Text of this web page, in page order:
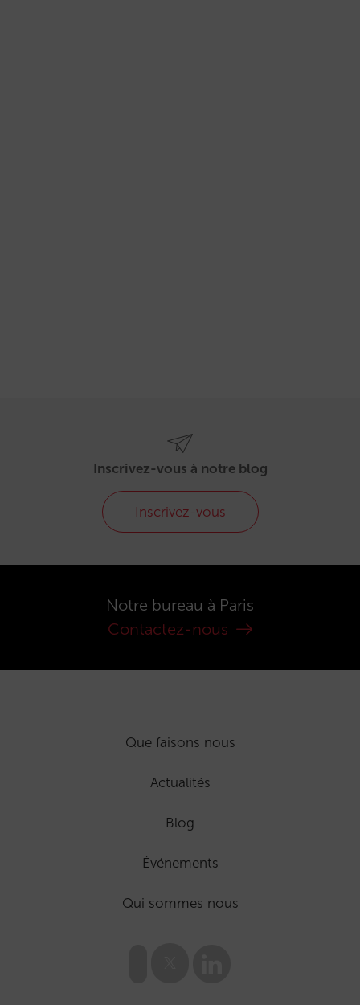
Inscrivez-vous à notre blog
Inscrivez-vous
Notre bureau à Paris
Contactez-nous
Que faisons nous
Actualités
Blog
Événements
Qui sommes nous